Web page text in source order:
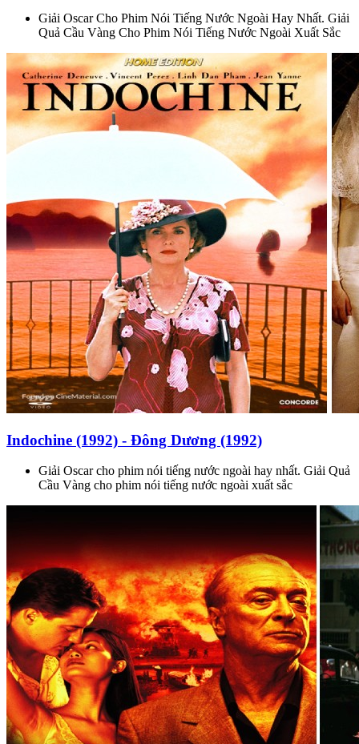
Giải Oscar Cho Phim Nói Tiếng Nước Ngoài Hay Nhất. Giải
Quả Cầu Vàng Cho Phim Nói Tiếng Nước Ngoài Xuất Sắc
Indochine (1992) - Đông Dương (1992)
Giải Oscar cho phim nói tiếng nước ngoài hay nhất. Giải Quả
Cầu Vàng cho phim nói tiếng nước ngoài xuất sắc